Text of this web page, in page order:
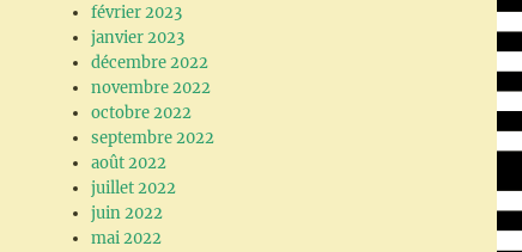
février 2023
janvier 2023
décembre 2022
novembre 2022
octobre 2022
septembre 2022
août 2022
juillet 2022
juin 2022
mai 2022